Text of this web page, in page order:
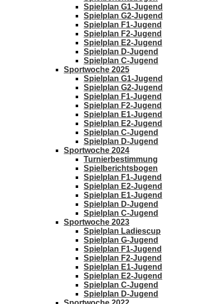
Spielplan G1-Jugend
Spielplan G2-Jugend
Spielplan F1-Jugend
Spielplan F2-Jugend
Spielplan E2-Jugend
Spielplan D-Jugend
Spielplan C-Jugend
Sportwoche 2025
Spielplan G1-Jugend
Spielplan G2-Jugend
Spielplan F1-Jugend
Spielplan F2-Jugend
Spielplan E1-Jugend
Spielplan E2-Jugend
Spielplan C-Jugend
Spielplan D-Jugend
Sportwoche 2024
Turnierbestimmung
Spielberichtsbogen
Spielplan F1-Jugend
Spielplan E2-Jugend
Spielplan E1-Jugend
Spielplan D-Jugend
Spielplan C-Jugend
Sportwoche 2023
Spielplan Ladiescup
Spielplan G-Jugend
Spielplan F1-Jugend
Spielplan F2-Jugend
Spielplan E1-Jugend
Spielplan E2-Jugend
Spielplan C-Jugend
Spielplan D-Jugend